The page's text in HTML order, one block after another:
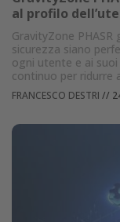
al profilo
GravityZone
sicurezza siano
ogni utente e ai
continuo per ridurre
FRANCESCO DESTRI //